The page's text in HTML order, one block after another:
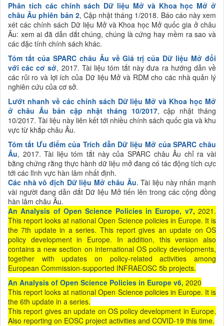
Phân tích các chính sách Dữ liệu Mở và Khoa học Mở ở
châu Âu phiên bản 2, Cập nhật tháng 1/2018. Báo cáo này xem
xét các chính sách Dữ liệu Mở và Khoa học Mở quốc gia ở châu
Âu: xem ai đã dẫn dắt chúng, chúng là cứng hay mềm ra sao và
các đặc tính chính sách khác.
Tóm tắt của SPARC châu Âu về Giá trị của Dữ liệu Mở đối
với cáccơ sở, 2017. Tài liệu tóm tắt này đưa ra hướng dẫn về
các rủi ro và lợi ích của Dữ liệu Mở và RDM cho các nhà quản lý
nghiên cứu của cơ sở.
Lướt nhanh về các chính sách Dữ liệu Mở và Khoa học Mở
ở châu Âu bản cập nhật tháng 10/2017, cập nhật tháng
10/2017. Tài liệu này liên kết tới nhiều chính sách quốc gia và khu
vực từ khắp châu Âu.
Tóm tắt Ưu điểm của Trích dẫn Dữ liệu Mở của SPARC châu
Âu, 2017. Tài liệu tóm tắt này của SPARC châu Âu chỉ ra vài
bằng chứng rằng thực hành dữ liệu mở đang có tác động tích cực
tới các lĩnh vực hàn lâm nhất định.
Các nhà vô địch Dữ liệu Mở châu Âu. Tài liệu này nhấn mạnh
vài người đang dẫn dắt Dữ liệu Mở tiến lên trong các cộng đồng
hàn lâm châu Âu.
An Analysis of Open Science Policies in Europe, v7, 2021.
This report looks at national Open Science policies in Europe. It is
the 7th update in a series. This report gives an update on OS
policy development in Europe. In addition, this version also
contains a new section on international OS policy developments,
together with updates on policy-related activities among
European Commission-supported INFRAEOSC 5b projects.
An Analysis of Open Science Policies in Europe v6, 2020
This report looks at national Open Science policies in Europe. It is
the 6th update in a series.
This report gives an update on OS policy development in Europe.
Also reporting on EOSC project activities and COVID-19 this time.